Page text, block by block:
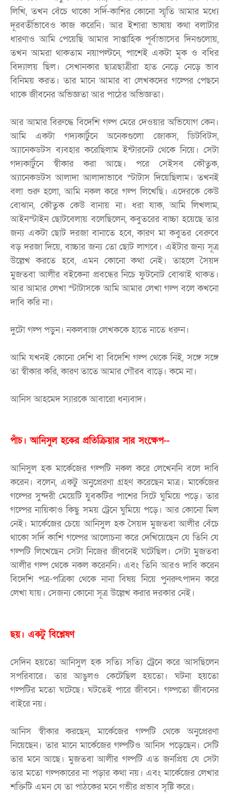
লিখি, তখন বেঁচে থাকো সর্দি-কাশির কোনো স্মৃতি আমার মধ্যে
দূরবর্তীভাবেও কাজ করেনি। আর ইশারা ভাষায় কথা বলাটার
ধারণাও আমি পেয়েছি আমার সাপ্তাহিক পূর্বাভাসের দিনগুলোয়,
তখন আমরা থাকতাম নয়াপল্টনে, পাশেই একটা মূক ও বধির
বিদ্যালয় ছিল। সেখানকার ছাত্রছাত্রীরা হাত নেড়ে নেড়ে ভাব
বিনিময় করত। তার মানে আমার বা লেখকদের গল্পের পেছনে
থাকে জীবনের অভিজ্ঞতা আর পাঠের অভিজ্ঞতা।
আর আমার বিরুদ্ধে বিদেশি গল্প মেরে দেওয়ার অভিযোগ কেন।
আমি একটা গদ্যকার্টুনে অনেকগুলো জোকস, ডিটবিটস,
অ্যানেকডটস ব্যবহার করেছিলাম ইন্টারনেট থেকে নিয়ে। সেটা
গদ্যকার্টুনে স্বীকার করা আছে। পরে সেইসব কৌতুক,
অ্যানেকডটস আলাদা আলাদাভাবে স্টাটাস দিয়েছিলাম। তখনই
বলা শুরু হলো, আমি নকল করে গল্প লিখেছি। এদেরকে কেউ
বোঝান, কৌতুক কেউ বানায় না। ধরা যাক, আমি লিখলাম,
আইনস্টাইন ছোটবেলায় বলেছিলেন, কবুতরের বাচ্চা হয়েছে তার
জন্য একটা ছোট দরজা বানাতে হবে, কারণ মা কবুতর বেরুবে
বড় দরজা দিয়ে, বাচ্চার জন্য তো ছোট লাগবে। এইটার জন্য সূত্র
উল্লেখ করতে হবে, এমন কোনো কথা নেই। তাহলে সৈয়দ
মুজতবা আলীর বইকেনা প্রবন্ধের নিচে ফুটনোট বোঝাই থাকত।
আর আমার লেখা স্টাটাসকে আমি আমার লেখা গল্প বলে কখনো
দাবি করি না।
দুটো গল্প পড়ুন। নকলবাজ লেখককে হাতে নাতে ধরুন।
আমি যখনই কোনো দেশি বা বিদেশি গল্প থেকে নিই, সঙ্গে সঙ্গে
তা স্বীকার করি, কারণ তাতে আমার গৌরব বাড়ে। কমে না।
আনিস আহমেদ স্যারকে আবারো ধন্যবাদ।
পাঁচ। আনিসুল হকের প্রতিক্রিয়ার সার সংক্ষেপ--
আনিসুল হক মার্কেজের গল্পটি নকল করে লেখেননি বলে দাবি
করেন। বলেন, একটু অনুপ্রেরণা গ্রহণ করেছেন মাত্র। মার্কেজের
গল্পের সুন্দরী মেয়েটি যুবকটির পাশের সিটে ঘুমিয়ে পড়ে। তার
গল্পের নায়িকাও কিছু সময় ট্রেনে ঘুমিয়ে পড়ে। আর কোনো মিল
নেই। মার্কেজের চেয়ে আনিসুল হক সৈয়দ মুজতবা আলীর বেঁচে
থাকো সর্দি কাশি গল্পের আলোচনা করে দেখিয়েছেন যে তিনি যে
গল্পটি লিখেছেন সেটা নিজের জীবনেই ঘটেছিল। সেটা মুজতবা
আলীর গল্প থেকে নকল করেননি। এবং তিনি আরও দাবি করেন
বিদেশি পত্র-পত্রিকা থেকে নানা বিষয় নিয়ে পুনরুৎপাদন করে
লেখা যায়। সেজন্য কোনো সূত্র উল্লেখ করার দরকার নেই।
ছয়। একটু বিশ্লেষণ
সেদিন হয়তো আনিসুল হক সত্যি সত্যি ট্রেনে করে আসছিলেন
সপরিবারে। তার আঙুলও কেটেছিল হয়তো। ঘটনা হয়তো
গল্পটির মতো ঘটেছে। ঘটতেই পারে জীবনে। গল্পতো জীবনের
বাইরে নয়।
আনিস স্বীকার করছেন, মার্কেজের গল্পটি থেকে অনুপ্রেরণা
নিয়েছেন। তার মানে মার্কেজের গল্পটিও আনিস পড়েছেন। সেটি
তার মনে আছে। মুজতবা আলীর গল্পটি এত জনপ্রিয় যে সেটা
তার মতো গল্পকারের না পড়ার কথা নয়। এবং মার্কেজের লেখার
শক্তিটি এমন যে তা পাঠকের মনে গভীর প্রভাব সৃষ্টি করে।